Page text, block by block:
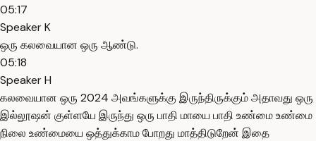
05:17
Speaker K
ஒரு கலவையான ஒரு ஆண்டு.
05:18
Speaker H
கலவையான ஒரு 2024 அவங்களுக்கு இருந்திருக்கும் அதாவது ஒரு
இல்லூஷன் குள்ளயே இருந்து ஒரு பாதி மாயை பாதி உண்மை உண்மை
நிலை உண்மையை ஒத்துக்காம போறது மாத்திடுறேன் இதை